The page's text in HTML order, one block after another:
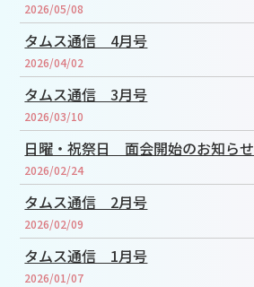
2026/05/08
タムス通信 4月号
2026/04/02
タムス通信 3月号
2026/03/10
日曜・祝祭日 面会開始のお知らせ
2026/02/24
タムス通信 2月号
2026/02/09
タムス通信 1月号
2026/01/07